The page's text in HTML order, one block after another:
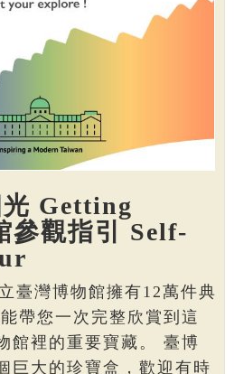
光 Getting
參觀指引 Self-
臺灣博物館擁有12萬件典
帶您一次完整欣賞到這
館裡的重要寶藏。 臺博
巨大的珍寶盒，歡迎有時